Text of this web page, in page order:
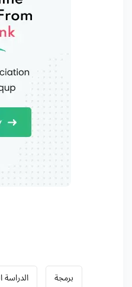
الدراسة
برمجة